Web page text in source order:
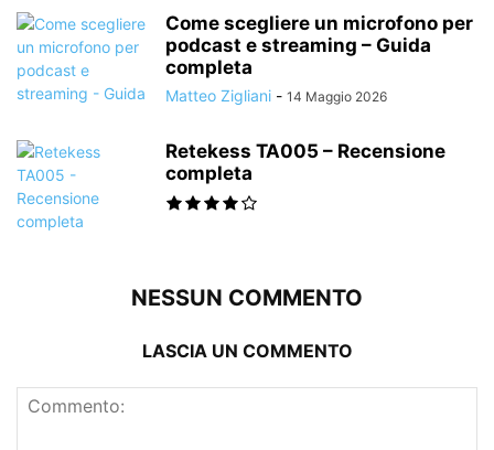
Come scegliere un microfono per
podcast e streaming – Guida
completa
Matteo Zigliani - 14 Maggio 2026
Retekess TA005 – Recensione
completa
NESSUN COMMENTO
LASCIA UN COMMENTO